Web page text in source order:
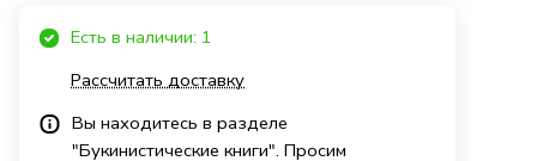
Есть в наличии: 1
Рассчитать доставку
Вы находитесь в разделе
"Букинистические книги". Просим